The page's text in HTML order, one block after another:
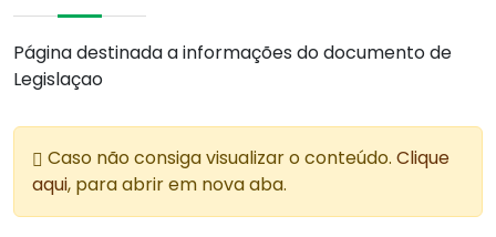
Página destinada a informações do documento de
Legislaçao
Caso não consiga visualizar o conteúdo. Clique
aqui, para abrir em nova aba.